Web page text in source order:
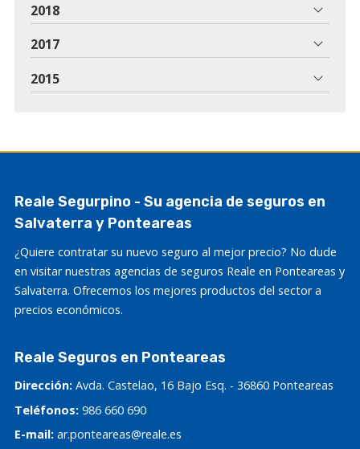
2018
2017
2015
Reale Segurpino - Su agencia de seguros en
Salvaterra y Ponteareas
¿Quiere contratar su nuevo seguro al mejor precio? No dude
en visitar nuestras agencias de seguros Reale en Ponteareas y
Salvaterra. Ofrecemos los mejores productos del sector a
precios económicos.
Reale Seguros en Ponteareas
Dirección: Avda. Castelao, 16 Bajo Esq. - 36860 Ponteareas
Teléfonos: 986 660 690
E-mail: ar.ponteareas@reale.es